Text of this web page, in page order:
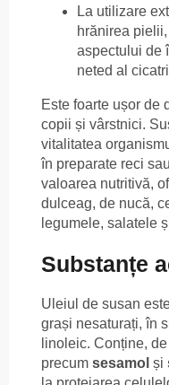
La utilizare
hrănirea
aspectului de
neted al
Este foarte ușor de
copii și vârstnici.
vitalitatea
în preparate reci
valoarea nutritivă,
dulceag, de nucă,
legumele, salatele
Substanțe
Uleiul de susan
grași nesaturați, în
linoleic. Conține,
precum sesamol și